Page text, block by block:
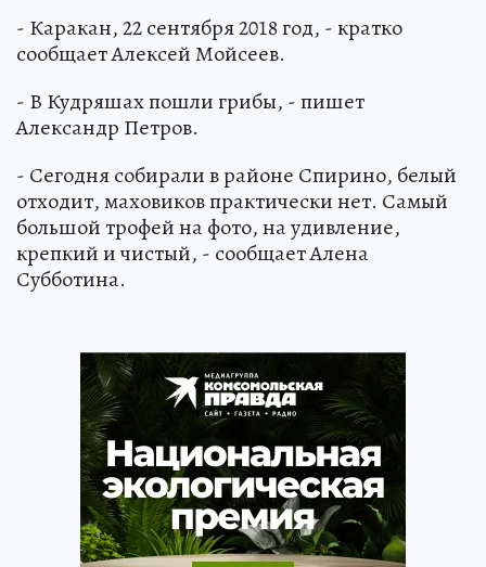
- Каракан, 22 сентября 2018 год, - кратко
сообщает Алексей Мойсеев.
- В Кудряшах пошли грибы, - пишет
Александр Петров.
- Сегодня собирали в районе Спирино, белый
отходит, маховиков практически нет. Самый
большой трофей на фото, на удивление,
крепкий и чистый, - сообщает Алена
Субботина.